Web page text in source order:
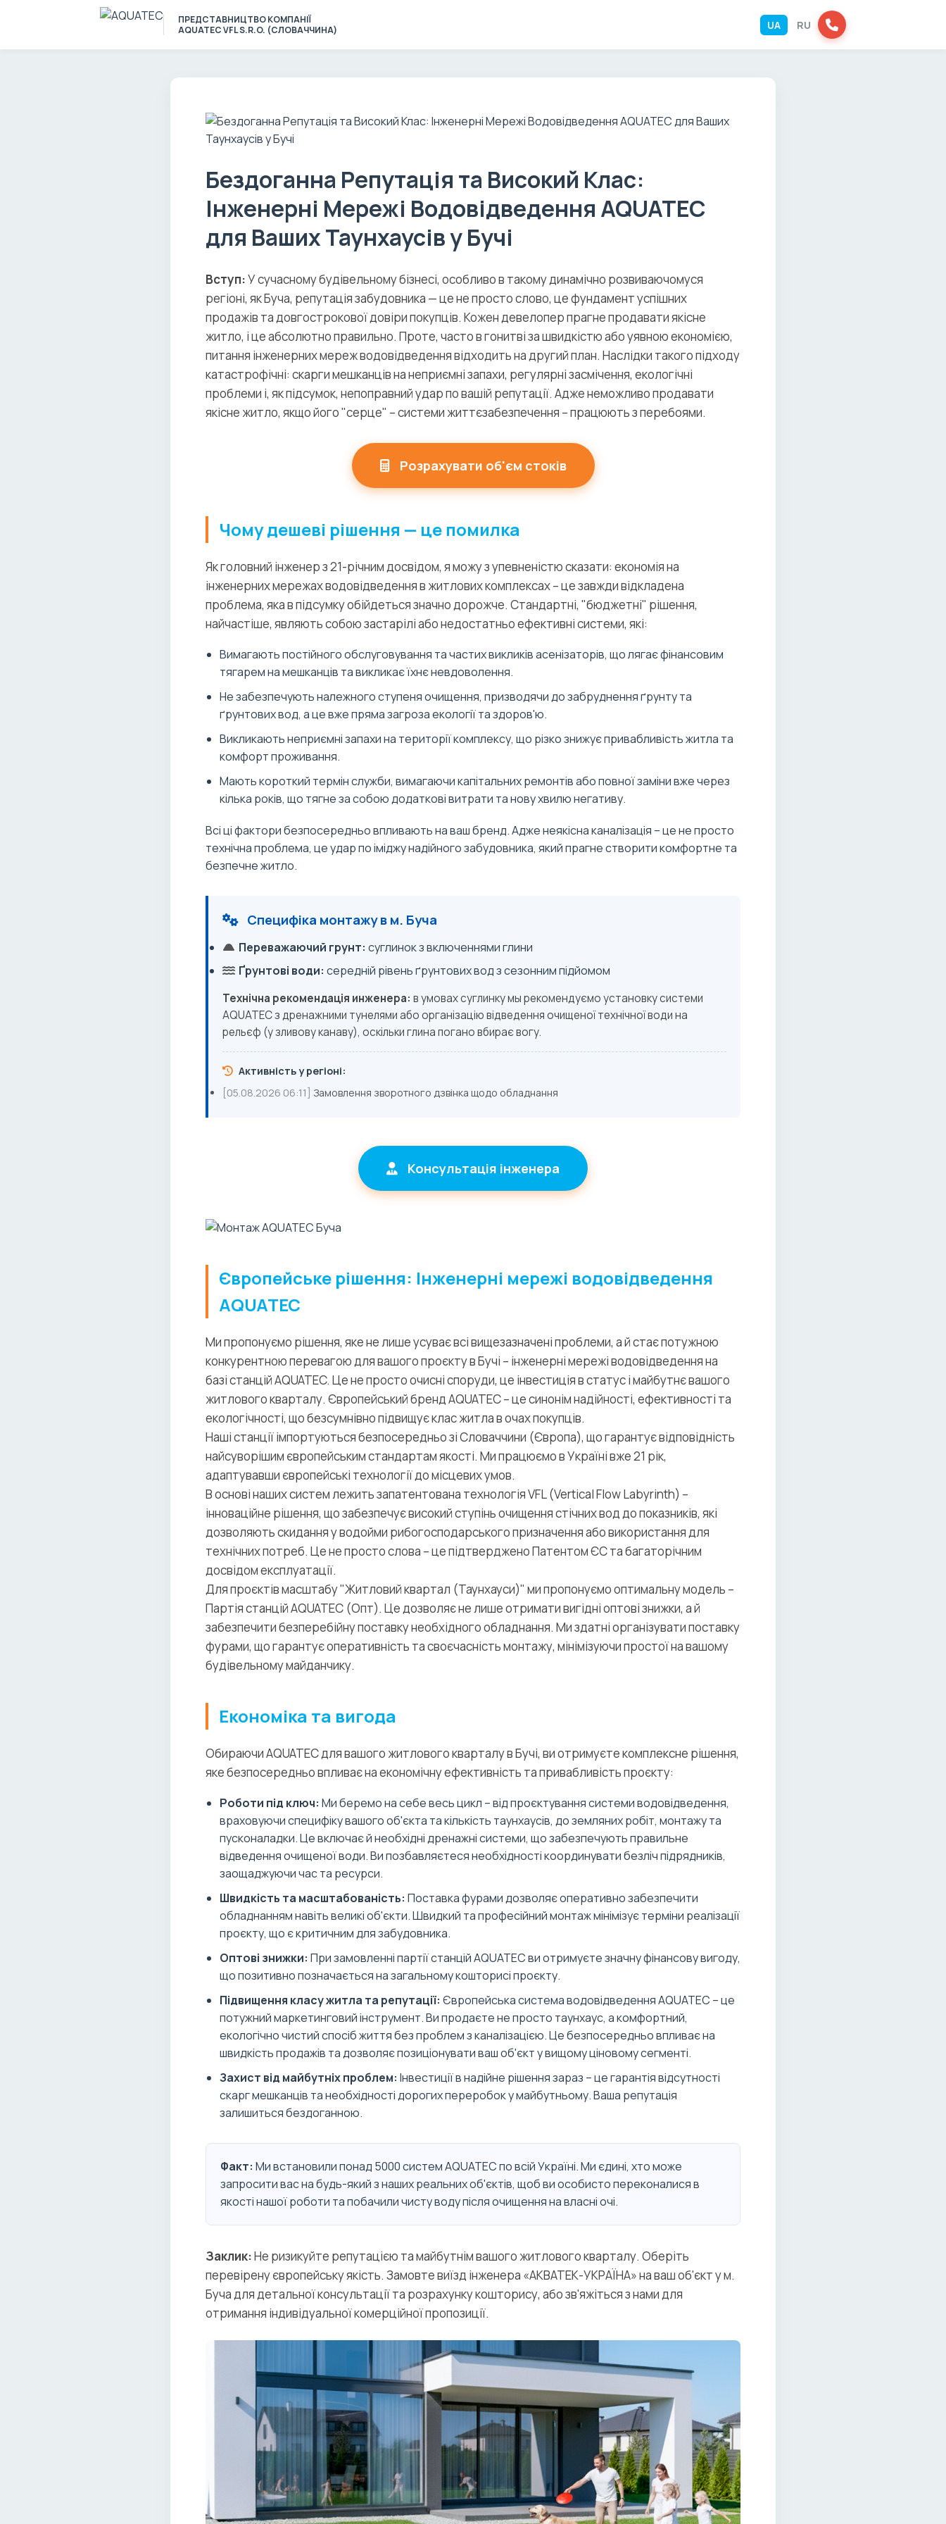
ПРЕДСТАВНИЦТВО КОМПАНІЇ
AQUATEC VFL S.R.O. (СЛОВАЧЧИНА)
UA RU
Бездоганна Репутація та Високий Клас:
Інженерні Мережі Водовідведення AQUATEC
для Ваших Таунхаусів у Бучі
Вступ:У сучасному будівельному бізнесі, особливо в такому динамічно розвиваючомуся
регіоні, як Буча, репутація забудовника — це не просто слово, це фундамент успішних
продажів та довгострокової довіри покупців. Кожен девелопер прагне продавати якісне
житло, і це абсолютно правильно. Проте, часто в гонитві за швидкістю або уявною економією,
питання інженерних мереж водовідведення відходить на другий план. Наслідки такого підходу
катастрофічні: скарги мешканців на неприємні запахи, регулярні засмічення, екологічні
проблеми і, як підсумок, непоправний удар по вашій репутації. Адже неможливо продавати
якісне житло, якщо його "серце" – системи життєзабезпечення – працюють з перебоями.
Розрахувати об'єм стоків
Чому дешеві рішення — це помилка
Як головний інженер з 21-річним досвідом, я можу з упевненістю сказати: економія на
інженерних мережах водовідведення в житлових комплексах – це завжди відкладена
проблема, яка в підсумку обійдеться значно дорожче. Стандартні, "бюджетні" рішення,
найчастіше, являють собою застарілі або недостатньо ефективні системи, які:
Вимагають постійного обслуговування та частих викликів асенізаторів, що лягає фінансовим
тягарем на мешканців та викликає їхнє невдоволення.
Не забезпечують належного ступеня очищення, призводячи до забруднення ґрунту та
ґрунтових вод, а це вже пряма загроза екології та здоров'ю.
Викликають неприємні запахи на території комплексу, що різко знижує привабливість житла та
комфорт проживання.
Мають короткий термін служби, вимагаючи капітальних ремонтів або повної заміни вже через
кілька років, що тягне за собою додаткові витрати та нову хвилю негативу.
Всі ці фактори безпосередньо впливають на ваш бренд. Адже неякісна каналізація – це не просто
технічна проблема, це удар по іміджу надійного забудовника, який прагне створити комфортне та
безпечне житло.
Специфіка монтажу в м. Буча
Переважаючий грунт: суглинок з включеннями глини
Ґрунтові води: середній рівень ґрунтових вод з сезонним підйомом
Технічна рекомендація инженера: в умовах суглинку мы рекомендуємо установку системи
AQUATEC з дренажними тунелями або організацію відведення очищеної технічної води на
рельєф (у зливову канаву), оскільки глина погано вбирає вогу.
Активність у регіоні:
[05.08.2026 06:11] Замовлення зворотного дзвінка щодо обладнання
Консультація інженера
Європейське рішення: Інженерні мережі водовідведення
AQUATEC
Ми пропонуємо рішення, яке не лише усуває всі вищезазначені проблеми, а й стає потужною
конкурентною перевагою для вашого проєкту в Бучі – інженерні мережі водовідведення на
базі станцій AQUATEC. Це не просто очисні споруди, це інвестиція в статус і майбутнє вашого
житлового кварталу. Європейський бренд AQUATEC – це синонім надійності, ефективності та
екологічності, що безсумнівно підвищує клас житла в очах покупців.
Наші станції імпортуються безпосередньо зі Словаччини (Європа), що гарантує відповідність
найсуворішим європейським стандартам якості. Ми працюємо в Україні вже 21 рік,
адаптувавши європейські технології до місцевих умов.
В основі наших систем лежить запатентована технологія VFL (Vertical Flow Labyrinth) –
інноваційне рішення, що забезпечує високий ступінь очищення стічних вод до показників, які
дозволяють скидання у водойми рибогосподарського призначення або використання для
технічних потреб. Це не просто слова – це підтверджено Патентом ЄС та багаторічним
досвідом експлуатації.
Для проєктів масштабу "Житловий квартал (Таунхауси)" ми пропонуємо оптимальну модель –
Партія станцій AQUATEC (Опт). Це дозволяє не лише отримати вигідні оптові знижки, а й
забезпечити безперебійну поставку необхідного обладнання. Ми здатні організувати поставку
фурами, що гарантує оперативність та своєчасність монтажу, мінімізуючи простої на вашому
будівельному майданчику.
Економіка та вигода
Обираючи AQUATEC для вашого житлового кварталу в Бучі, ви отримуєте комплексне рішення,
яке безпосередньо впливає на економічну ефективність та привабливість проєкту:
Роботи під ключ: Ми беремо на себе весь цикл – від проєктування системи водовідведення,
враховуючи специфіку вашого об'єкта та кількість таунхаусів, до земляних робіт, монтажу та
пусконаладки. Це включає й необхідні дренажні системи, що забезпечують правильне
відведення очищеної води. Ви позбавляєтеся необхідності координувати безліч підрядників,
заощаджуючи час та ресурси.
Швидкість та масштабованість: Поставка фурами дозволяє оперативно забезпечити
обладнанням навіть великі об'єкти. Швидкий та професійний монтаж мінімізує терміни реалізації
проєкту, що є критичним для забудовника.
Оптові знижки: При замовленні партії станцій AQUATEC ви отримуєте значну фінансову вигоду,
що позитивно позначається на загальному кошторисі проєкту.
Підвищення класу житла та репутації: Європейська система водовідведення AQUATEC – це
потужний маркетинговий інструмент. Ви продаєте не просто таунхаус, а комфортний,
екологічно чистий спосіб життя без проблем з каналізацією. Це безпосередньо впливає на
швидкість продажів та дозволяє позиціонувати ваш об'єкт у вищому ціновому сегменті.
Захист від майбутніх проблем: Інвестиції в надійне рішення зараз – це гарантія відсутності
скарг мешканців та необхідності дорогих переробок у майбутньому. Ваша репутація
залишиться бездоганною.
Факт: Ми встановили понад 5000 систем AQUATEC по всій Україні. Ми єдині, хто може
запросити вас на будь-який з наших реальних об'єктів, щоб ви особисто переконалися в
якості нашої роботи та побачили чисту воду після очищення на власні очі.
Заклик:Не ризикуйте репутацією та майбутнім вашого житлового кварталу. Оберіть
перевірену європейську якість. Замовте виїзд інженера «АКВАТЕК-УКРАЇНА» на ваш об'єкт у м.
Буча для детальної консультації та розрахунку кошторису, або зв'яжіться з нами для
отримання індивідуальної комерційної пропозиції.